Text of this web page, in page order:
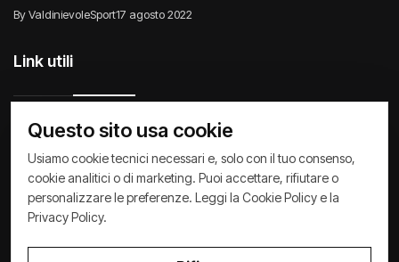
By ValdinievoleSport17 agosto 2022
Link utili
Raccontiamo di Noi Comunicati Società
Privacy Policy Cookie Policy Archivio News
Questo sito usa cookie
Usiamo cookie tecnici necessari e, solo con il tuo consenso,
cookie analitici o di marketing. Puoi accettare, rifiutare o
personalizzare le preferenze. Leggi la Cookie Policy e la
Privacy Policy.